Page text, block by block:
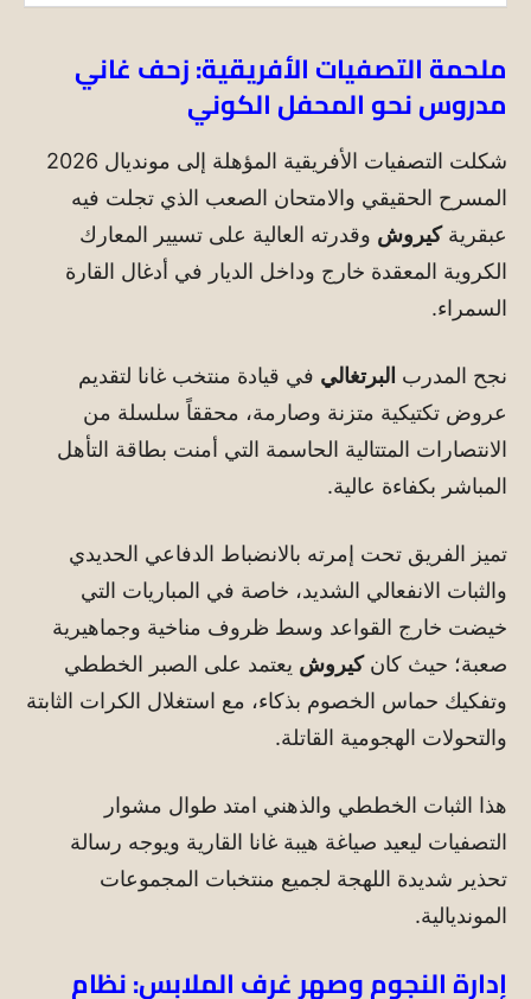
ملحمة التصفيات الأفريقية: زحف غاني
مدروس نحو المحفل الكوني
شكلت التصفيات الأفريقية المؤهلة إلى مونديال 2026
المسرح الحقيقي والامتحان الصعب الذي تجلت فيه
عبقريةكيروش وقدرته العالية على تسيير المعارك
الكروية المعقدة خارج وداخل الديار في أدغال القارة
السمراء.
نجح المدرب البرتغالي في قيادة منتخب غانا لتقديم
عروض تكتيكية متزنة وصارمة، محققاً سلسلة من
الانتصارات المتتالية الحاسمة التي أمنت بطاقة التأهل
المباشر بكفاءة عالية.
تميز الفريق تحت إمرته بالانضباط الدفاعي الحديدي
والثبات الانفعالي الشديد، خاصة في المباريات التي
خيضت خارج القواعد وسط ظروف مناخية وجماهيرية
صعبة؛ حيث كانكيروش يعتمد على الصبر الخططي
وتفكيك حماس الخصوم بذكاء، مع استغلال الكرات الثابتة
والتحولات الهجومية القاتلة.
هذا الثبات الخططي والذهني امتد طوال مشوار
التصفيات ليعيد صياغة هيبة غانا القارية ويوجه رسالة
تحذير شديدة اللهجة لجميع منتخبات المجموعات
المونديالية.
إدارة النجوم وصهر غرف الملابس: نظام